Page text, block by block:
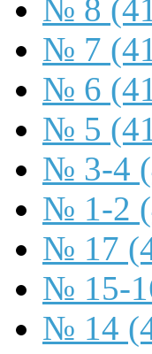
№ 8
№ 7
№ 6
№ 5
№ 3-4
№ 1-2
№ 17
№ 15-
№ 14